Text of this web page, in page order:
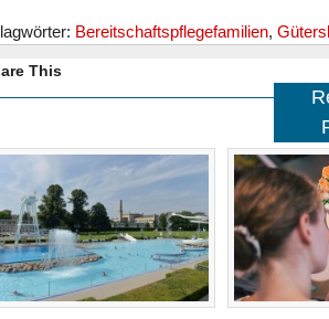
Bereitschaftspflegefamilien,
This